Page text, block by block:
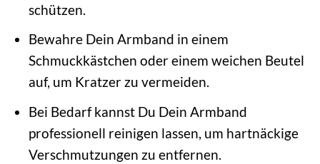
schützen.
Bewahre Dein Armband in einem
Schmuckkästchen oder einem weichen Beutel
auf, um Kratzer zu vermeiden.
Bei Bedarf kannst Du Dein Armband
professionell reinigen lassen, um hartnäckige
Verschmutzungen zu entfernen.